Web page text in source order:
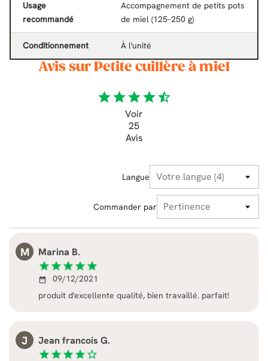
Usage
recommandé
Accompagnement de petits pots
de miel (125–250 g)
Conditionnement À l'unité
Avis sur Petite cuillère à miel
starstarstarstarstar_half
Voir
25
Avis
Langue
Commander par
M Marina B.
star star star star star
date_range
09/12/2021
produit d'excellente qualité, bien travaillé. parfait!
J Jean francois G.
star star star star star_border